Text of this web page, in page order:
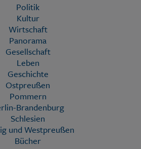
Politik
Kultur
Wirtschaft
Panorama
Gesellschaft
Leben
Geschichte
Ostpreußen
Pommern
Brandenburg
Schlesien
und Westpreußen
Bücher